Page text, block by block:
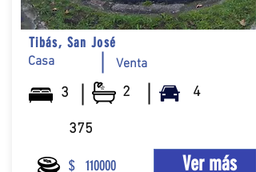
Tibás, San José
Casa
Venta
3 2 4
375
110000
$ Ver más